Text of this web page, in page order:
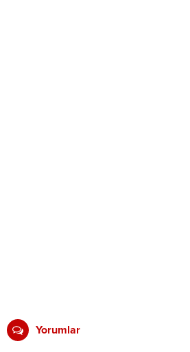
Yorumlar